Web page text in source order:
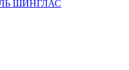
ШИНГЛАС